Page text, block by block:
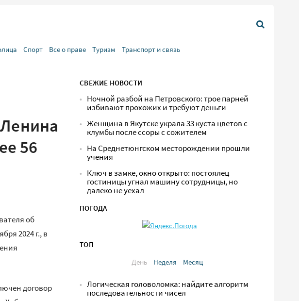
Спорт Все о праве Туризм Транспорт и связь
56
об
2024 г., в
договор
СВЕЖИЕ НОВОСТИ
Ночной разбой на Петровского: трое парней
избивают прохожих и требуют деньги
Женщина в Якутске украла 33 куста цветов с
клумбы после ссоры с сожителем
На Среднетюнгском месторождении прошли
учения
Ключ в замке, окно открыто: постоялец
гостиницы угнал машину сотрудницы, но
далеко не уехал
ПОГОДА
ТОП
День
Неделя Месяц
Логическая головоломка: найдите алгоритм
последовательности чисел